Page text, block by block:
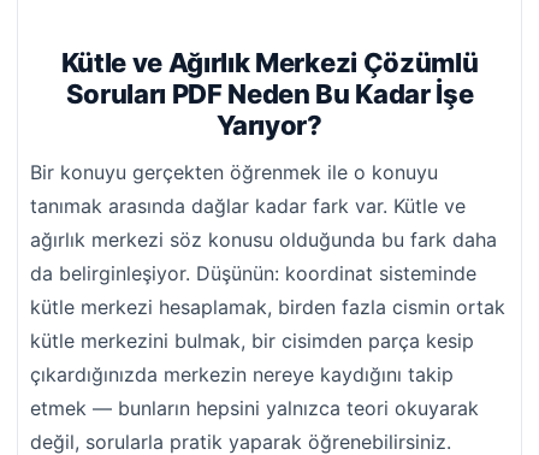
Kütle ve Ağırlık Merkezi Çözümlü
Soruları PDF Neden Bu Kadar İşe
Yarıyor?
Bir konuyu gerçekten öğrenmek ile o konuyu
tanımak arasında dağlar kadar fark var. Kütle ve
ağırlık merkezi söz konusu olduğunda bu fark daha
da belirginleşiyor. Düşünün: koordinat sisteminde
kütle merkezi hesaplamak, birden fazla cismin ortak
kütle merkezini bulmak, bir cisimden parça kesip
çıkardığınızda merkezin nereye kaydığını takip
etmek — bunların hepsini yalnızca teori okuyarak
değil, sorularla pratik yaparak öğrenebilirsiniz.